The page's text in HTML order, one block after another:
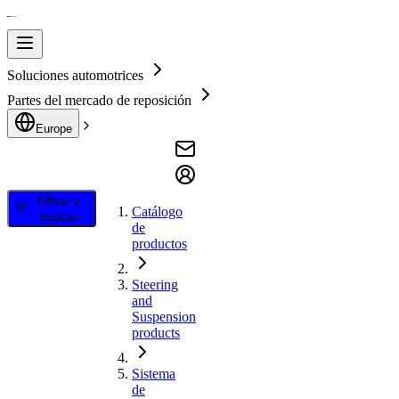
Soluciones automotrices
Partes del mercado de reposición
Europe
Filtrar y
buscar
Catálogo
de
productos
Steering
and
Suspension
products
Sistema
de